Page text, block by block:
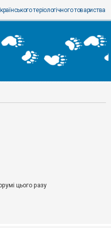
теріологічного товариства
цього разу